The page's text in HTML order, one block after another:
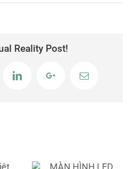
Reality Post!
LinkedInGoogle+Email